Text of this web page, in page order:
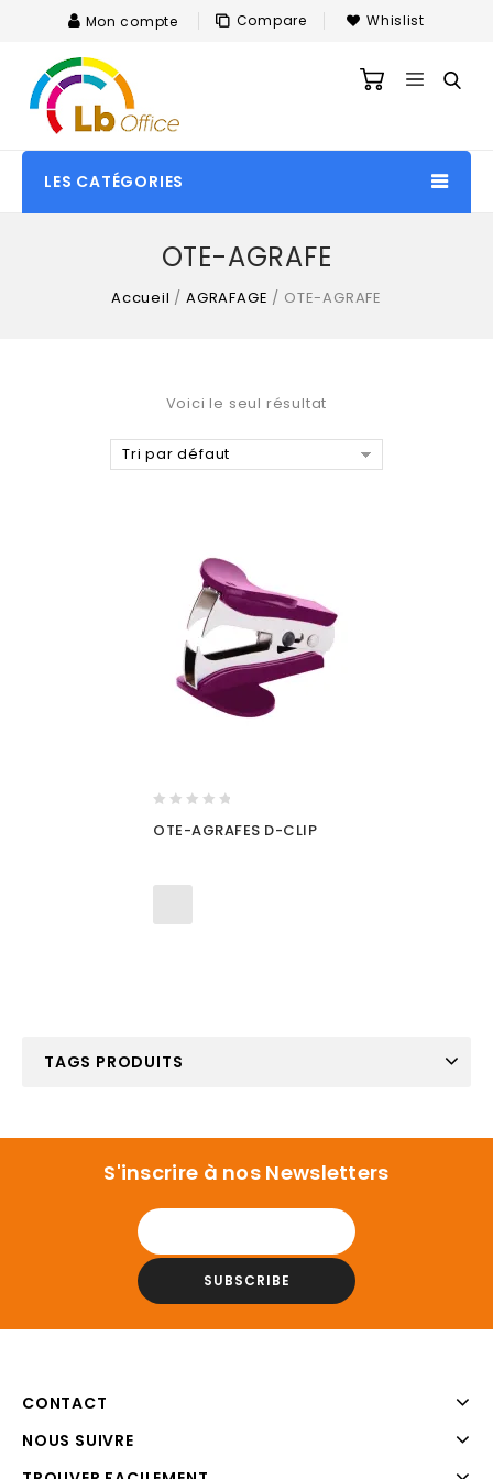
Mon compte Compare Whislist
LES CATÉGORIES
OTE-AGRAFE
Accueil /AGRAFAGE / OTE-AGRAFE
Voici le seul résultat
Tri par défaut
out
OTE-AGRAFES D-CLIP
TAGS PRODUITS
S'inscrire à nos Newsletters
CONTACT
NOUS SUIVRE